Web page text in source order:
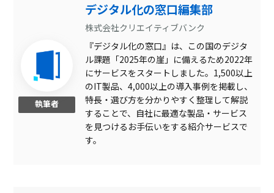
ウイルス対策ソフト未導入
ソフトウェア利用割合表示
執筆者
デジタル化の窓口編集部
株式会社クリエイティブバンク
『デジタル化の窓口』は、この国のデジタ
ル課題「2025年の崖」に備えるため2022年
にサービスをスタートしました。1,500以上
のIT製品、4,000以上の導入事例を掲載し、
特長・選び方を分かりやすく整理して解説
することで、自社に最適な製品・サービス
を見つけるお手伝いをする紹介サービスで
す。